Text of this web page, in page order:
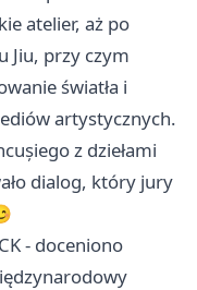
atelier, aż po
Jiu, przy czym
światła i
artystycznych.
z dziełami
dialog, który jury
- doceniono